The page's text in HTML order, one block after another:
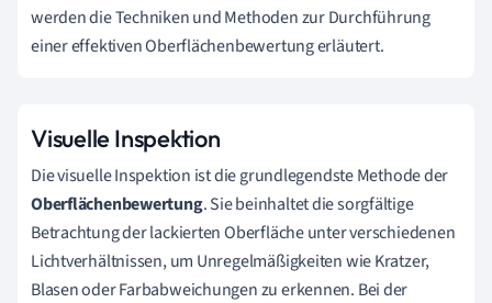
werden die Techniken und Methoden zur Durchführung
einer effektiven Oberflächenbewertung erläutert.
Visuelle Inspektion
Die visuelle Inspektion ist die grundlegendste Methode der
Oberflächenbewertung. Sie beinhaltet die sorgfältige
Betrachtung der lackierten Oberfläche unter verschiedenen
Lichtverhältnissen, um Unregelmäßigkeiten wie Kratzer,
Blasen oder Farbabweichungen zu erkennen. Bei der